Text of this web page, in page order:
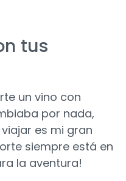
tus
un vino con
por nada,
es mi gran
siempre está en
la aventura!